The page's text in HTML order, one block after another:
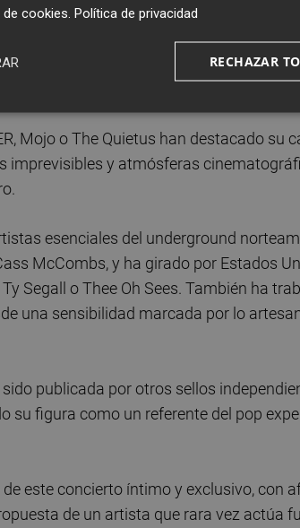
discos, como Weird Moons (2015) o
sino relatos sonoros densos y
una carga emocional que oscila entre
Mojo o The Quietus han destacado su
imprevisibles y atmósferas
esenciales del underground
McCombs, y ha girado por Estados
Segall o Thee Oh Sees. También ha
una sensibilidad marcada por lo
publicada por otros sellos
su figura como un referente del pop
este concierto íntimo y exclusivo, con
de un artista que rara vez actúa
cookies Política de privacidad
RECHAZAR